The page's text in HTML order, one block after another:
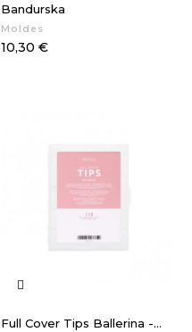
Bandurska
Moldes
Preço
10,30 €
Full Cover Tips Ballerina -...